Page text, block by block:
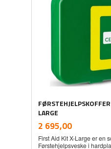
LARGE
Pris
2 695,00mva.
First Aid Kit X-Large er en
Førstehjelpsveske i